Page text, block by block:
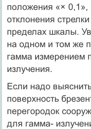
положения «× 0,1»,
отклонения
пределах шкалы.
на одном и том же
гамма измерением
излучения.
Если надо
поверхность
перегородок
для гамма-